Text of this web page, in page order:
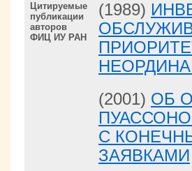
Цитируемые
публикации
авторов
ФИЦ ИУ РАН
(1989)
(2001) ОБ
С
ЗАЯВКАМИ